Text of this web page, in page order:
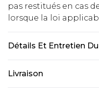
pas restitués en cas
lorsque la loi
Détails Et Entretien
Livraison